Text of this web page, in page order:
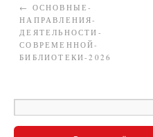
← ОСНОВНЫЕ-
НАПРАВЛЕНИЯ-
ДЕЯТЕЛЬНОСТИ-
СОВРЕМЕННОЙ-
БИБЛИОТЕКИ-2026